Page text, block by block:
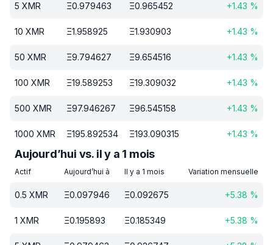
5 XMR Ξ0.979463 Ξ0.965452 +1.43 %
10 XMR Ξ1.958925 Ξ1.930903 +1.43 %
50 XMR Ξ9.794627 Ξ9.654516 +1.43 %
100 XMR Ξ19.589253 Ξ19.309032 +1.43 %
500 XMR Ξ97.946267 Ξ96.545158 +1.43 %
1000 XMR Ξ195.892534 Ξ193.090315 +1.43 %
Aujourd’hui vs. il y a 1 mois
Actif Aujourd’hui à Il y a 1 mois Variation mensuelle
0.5 XMR Ξ0.097946 Ξ0.092675 +5.38 %
1 XMR Ξ0.195893 Ξ0.185349 +5.38 %